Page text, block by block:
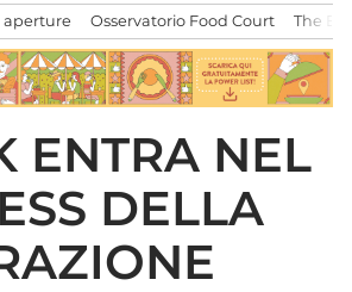
aperture Osservatorio Food Court The
ENTRA NEL
DELLA